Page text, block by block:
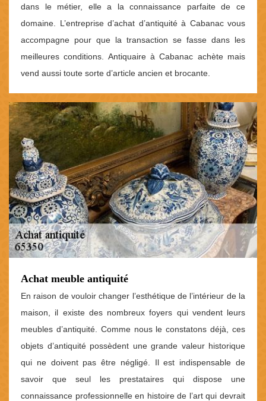
dans le métier, elle a la connaissance parfaite de ce
domaine. L’entreprise d’achat d’antiquité à Cabanac vous
accompagne pour que la transaction se fasse dans les
meilleures conditions. Antiquaire à Cabanac achète mais
vend aussi toute sorte d’article ancien et brocante.
Achat meuble antiquité
En raison de vouloir changer l’esthétique de l’intérieur de la
maison, il existe des nombreux foyers qui vendent leurs
meubles d’antiquité. Comme nous le constatons déjà, ces
objets d’antiquité possèdent une grande valeur historique
qui ne doivent pas être négligé. Il est indispensable de
savoir que seul les prestataires qui dispose une
connaissance professionnelle en histoire de l’art qui devrait